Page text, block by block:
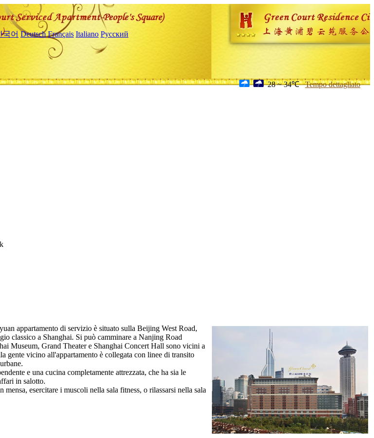
국어 Deutsch Français Italiano Русский
28 ~ 34℃ Tempo dettagliato
appartamento di servizio è situato sulla Beijing West Road,
classico a Shanghai. Si può camminare a Nanjing Road
Museum, Grand Theater e Shanghai Concert Hall sono vicini a
gente vicino all'appartamento è collegata con linee di transito
e una cucina completamente attrezzata, che ha sia le
in salotto.
esercitare i muscoli nella sala fitness, o rilassarsi nella sala